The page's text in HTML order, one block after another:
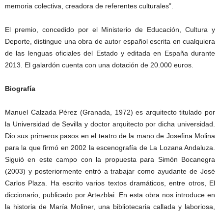
memoria colectiva, creadora de referentes culturales”.
El premio, concedido por el Ministerio de Educación, Cultura y
Deporte, distingue una obra de autor español escrita en cualquiera
de las lenguas oficiales del Estado y editada en España durante
2013. El galardón cuenta con una dotación de 20.000 euros.
Biografía
Manuel Calzada Pérez (Granada, 1972) es arquitecto titulado por
la Universidad de Sevilla y doctor arquitecto por dicha universidad.
Dio sus primeros pasos en el teatro de la mano de Josefina Molina
para la que firmó en 2002 la escenografía de La Lozana Andaluza.
Siguió en este campo con la propuesta para Simón Bocanegra
(2003) y posteriormente entró a trabajar como ayudante de José
Carlos Plaza. Ha escrito varios textos dramáticos, entre otros, El
diccionario, publicado por Artezblai. En esta obra nos introduce en
la historia de María Moliner, una bibliotecaria callada y laboriosa,